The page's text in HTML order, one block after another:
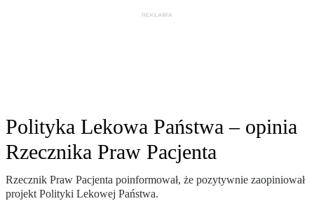
Polityka Lekowa Państwa – opinia
Rzecznika Praw Pacjenta
Rzecznik Praw Pacjenta poinformował, że pozytywnie zaopiniował
projekt Polityki Lekowej Państwa.